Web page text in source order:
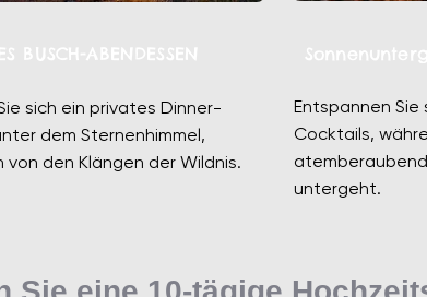
sich ein privates Dinner-
dem Sternenhimmel,
von den Klängen der Wildnis.
Entspannen
Cocktails,
untergeht.